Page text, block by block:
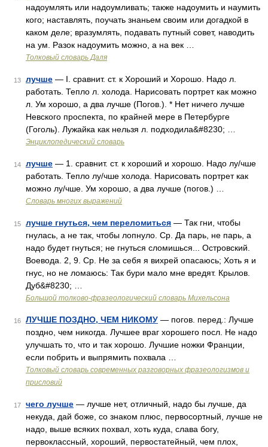
надоумлять или надоумливать; также надоумить и наумить
кого; наставлять, поучать знаньем своим или догадкой в
каком деле; вразумлять, подавать путный совет, наводить
на ум. Разок надоумить можно, а на век …
Толковый словарь Даля
13 лучше — I. сравнит. ст. к Хороший и Хорошо. Надо л.
работать. Тепло л. холода. Нарисовать портрет как можно
л. Ум хорошо, а два лучше (Погов.). * Нет ничего лучше
Невского проспекта, по крайней мере в Петербурге
(Гоголь). Лужайка как нельзя л. подходила&#8230; …
Энциклопедический словарь
14 лучше — 1. сравнит. ст. к хороший и хорошо. Надо лу/чше
работать. Тепло лу/чше холода. Нарисовать портрет как
можно лу/чше. Ум хорошо, а два лучше (погов.) …
Словарь многих выражений
15 лучше гнуться, чем переломиться — Так гни, чтобы
гнулась, а не так, чтобы лопнуло. Ср. Да парь, не парь, а
надо будет гнуться; не гнуться сломишься... Островский.
Воевода. 2, 9. Ср. Не за себя я вихрей опасаюсь; Хоть я и
гнус, но не ломаюсь: Так бури мало мне вредят. Крылов.
Дуб&#8230; …
Большой толково-фразеологический словарь Михельсона
16 ЛУЧШЕ ПОЗДНО, ЧЕМ НИКОМУ — погов. перед.: Лучше
поздно, чем никогда. Лучшее враг хорошего посл. Не надо
улучшать то, что и так хорошо. Лучшие ножки Франции,
если побрить и выпрямить похвала …
Толковый словарь современных разговорных фразеологизмов и
присловий
17 чего лучше — лучше нет, отличный, надо бы лучше, да
некуда, дай боже, со знаком плюс, первосортный, лучше не
надо, выше всяких похвал, хоть куда, слава богу,
первоклассный, хороший, первостатейный, чем плох,